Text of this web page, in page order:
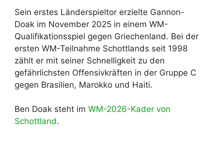
Sein erstes Länderspieltor erzielte Gannon-
Doak im November 2025 in einem WM-
Qualifikationsspiel gegen Griechenland. Bei der
ersten WM-Teilnahme Schottlands seit 1998
zählt er mit seiner Schnelligkeit zu den
gefährlichsten Offensivkräften in der Gruppe C
gegen Brasilien, Marokko und Haiti.
Ben Doak steht im WM-2026-Kader von
Schottland.